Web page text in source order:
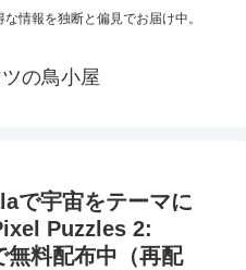
情報を独断と偏見でお届け中。
の鳥小屋
で宇宙をテーマに
Puzzles 2:
無料配布中（再配